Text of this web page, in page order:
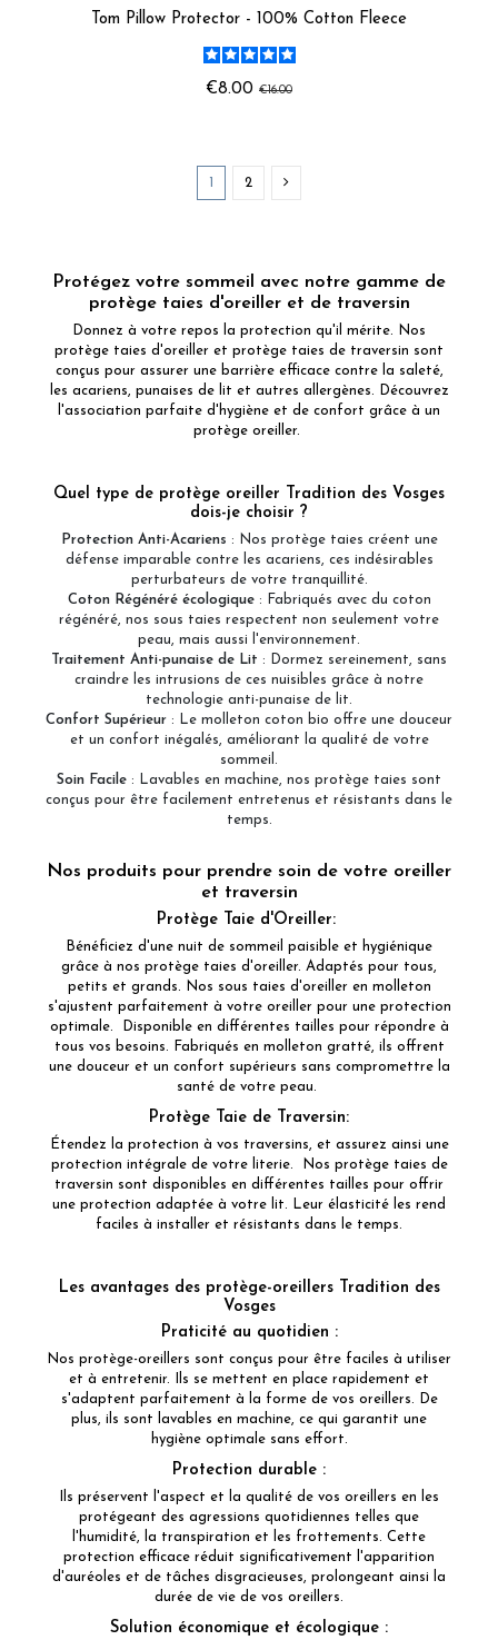
Tom Pillow Protector - 100% Cotton Fleece
€8.00 €16.00
1 2
Protégez votre sommeil avec notre gamme de
protège taies d'oreiller et de traversin
Donnez à votre repos la protection qu'il mérite. Nos
protège taies d'oreiller et protège taies de traversin sont
conçus pour assurer une barrière efficace contre la saleté,
les acariens, punaises de lit et autres allergènes. Découvrez
l'association parfaite d'hygiène et de confort grâce à un
protège oreiller.
Quel type de protège oreiller Tradition des Vosges
dois-je choisir ?
Protection Anti-Acariens : Nos protège taies créent une
défense imparable contre les acariens, ces indésirables
perturbateurs de votre tranquillité.
Coton Régénéré écologique: Fabriqués avec du coton
régénéré, nos sous taies respectent non seulement votre
peau, mais aussi l'environnement.
Traitement Anti-punaise de Lit : Dormez sereinement, sans
craindre les intrusions de ces nuisibles grâce à notre
technologie anti-punaise de lit.
Confort Supérieur : Le molleton coton bio offre une douceur
et un confort inégalés, améliorant la qualité de votre
sommeil.
Soin Facile : Lavables en machine, nos protège taies sont
conçus pour être facilement entretenus et résistants dans le
temps.
Nos produits pour prendre soin de votre oreiller
et traversin
Protège Taie d'Oreiller:
Bénéficiez d'une nuit de sommeil paisible et hygiénique
grâce à nos protège taies d'oreiller. Adaptés pour tous,
petits et grands. Nos sous taies d'oreiller en molleton
s'ajustent parfaitement à votre oreiller pour une protection
optimale. Disponible en différentes tailles pour répondre à
tous vos besoins. Fabriqués en molleton gratté, ils offrent
une douceur et un confort supérieurs sans compromettre la
santé de votre peau.
Protège Taie de Traversin:
Étendez la protection à vos traversins, et assurez ainsi une
protection intégrale de votre literie. Nos protège taies de
traversin sont disponibles en différentes tailles pour offrir
une protection adaptée à votre lit. Leur élasticité les rend
faciles à installer et résistants dans le temps.
Les avantages des protège-oreillers Tradition des
Vosges
Praticité au quotidien :
Nos protège-oreillers sont conçus pour être faciles à utiliser
et à entretenir. Ils se mettent en place rapidement et
s'adaptent parfaitement à la forme de vos oreillers. De
plus, ils sont lavables en machine, ce qui garantit une
hygiène optimale sans effort.
Protection durable :
Ils préservent l'aspect et la qualité de vos oreillers en les
protégeant des agressions quotidiennes telles que
l'humidité, la transpiration et les frottements. Cette
protection efficace réduit significativement l'apparition
d'auréoles et de tâches disgracieuses, prolongeant ainsi la
durée de vie de vos oreillers.
Solution économique et écologique :